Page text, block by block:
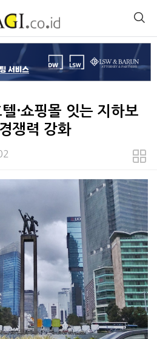
·쇼핑몰 잇는 지하보
쟁력 강화